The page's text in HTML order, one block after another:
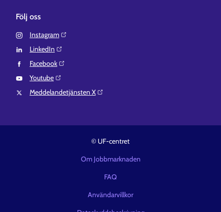
Följ oss
Instagram⁠
LinkedIn⁠
Facebook⁠
Youtube⁠
Meddelandetjänsten X⁠
© UF-centret
Om Jobbmarknaden
FAQ
Användarvillkor